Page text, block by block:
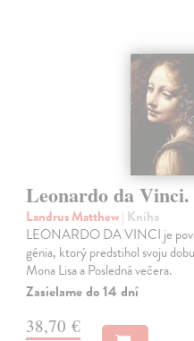
Leonardo da
Landrus Matthew| Kniha
LEONARDO DA VINCI je
génia, ktorý predstihol svoju
Mona Lisa a Posledná večera.
Zasielame do 14 dní
38,70 €